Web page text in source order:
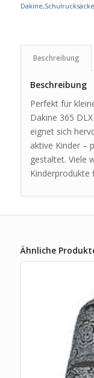
Dakine,Schulrucksäcke
Beschreibung
Beschreibung
Perfekt für
Dakine 365
eignet sich
aktive Kinder –
gestaltet. Viele
Kinderprodukte
Ähnliche